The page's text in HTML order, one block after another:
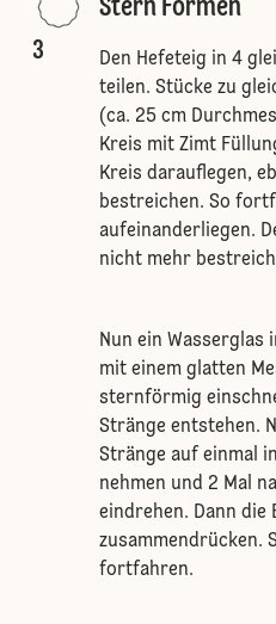
3
Stern Formen
Den Hefeteig in 4
teilen. Stücke zu
(ca. 25 cm
Kreis mit Zimt
Kreis darauflegen,
bestreichen. So
aufeinanderliegen.
nicht mehr
Nun ein Wasserglas
mit einem glatten
sternförmig
Stränge entstehen.
Stränge auf einmal
nehmen und 2 Mal
eindrehen. Dann die
zusammendrücken.
fortfahren.